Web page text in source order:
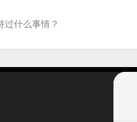
过什么事情？